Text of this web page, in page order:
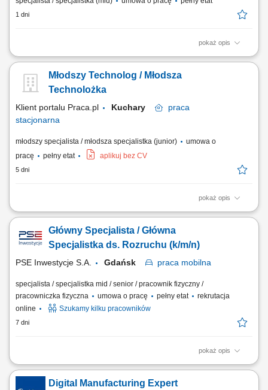
1 dni
pokaż opis
Zakres obowiązków: Nadzór nad systemami serializacji i agregacji
utrzymanie systemu Track&Trace na poziomie wsparcia L2 i L3.
Monitorowanie poprawności wymiany danych serializacyjnych
Młodszy Technolog / Młodsza
Technolożka
Klient portalu Praca.pl Kuchary
praca
stacjonarna
młodszy specjalista / młodsza specjalistka (junior)
umowa o
pracę
pełny etat aplikuj bez CV
5 dni
pokaż opis
wsparcie procesu wdrażania nowych produktów oraz rozwiązań
dokumentacją techniczną, tworzenie rysunków technicznych oraz
modeli 3D w programach CAD/SolidWorks, udział w przygotowywaniu
Główny Specjalista / Główna
Specjalistka ds. Rozruchu (k/m/n)
PSE Inwestycje S.A. Gdańsk praca mobilna
specjalista / specjalistka mid / senior / pracownik fizyczny /
pracowniczka fizyczna
umowa o pracę pełny etat
rekrutacja
online
Szukamy kilku pracowników
7 dni
pokaż opis
Kluczowe obowiązki: Nadzór nad procesami rozruchowymi oraz
badaniami technicznymi infrastruktury NN i WN. Parametryzacja
systemów automatyki zabezpieczeniowej EAZ. Weryfikacja jakości
Digital Manufacturing Expert